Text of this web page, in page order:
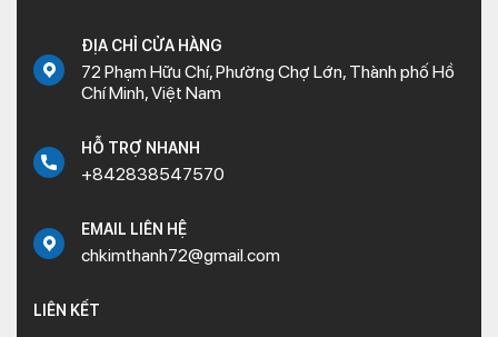
ĐỊA CHỈ CỬA HÀNG
72 Phạm Hữu Chí, Phường Chợ Lớn, Thành phố Hồ
Chí Minh, Việt Nam
HỖ TRỢ NHANH
+842838547570
EMAIL LIÊN HỆ
chkimthanh72@gmail.com
LIÊN KẾT